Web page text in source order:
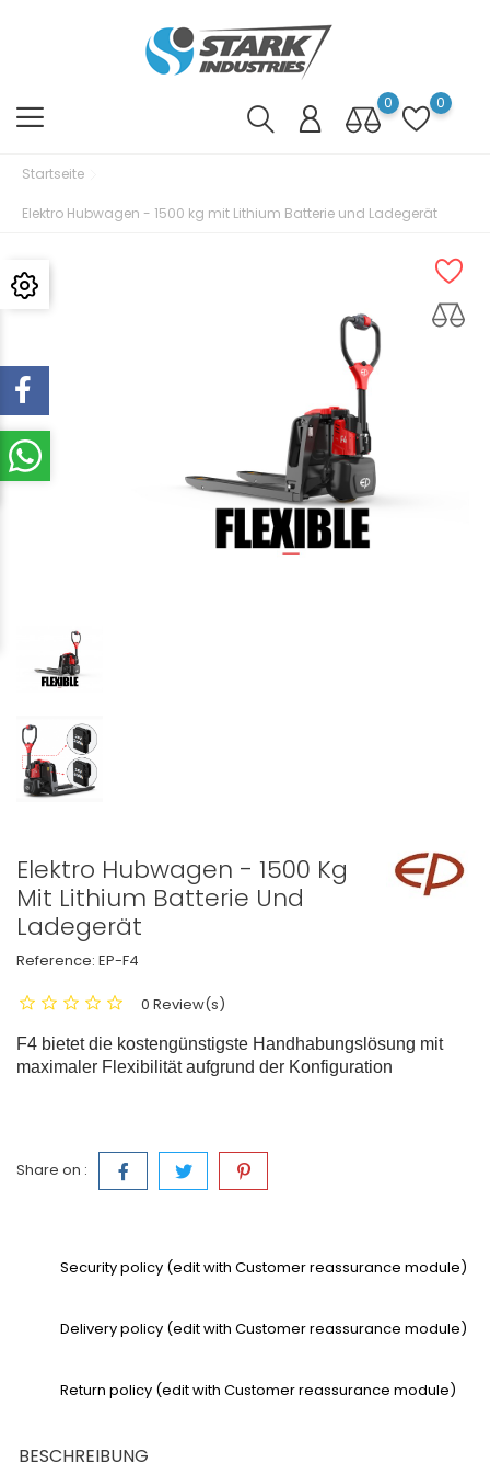
0 0
Startseite
Elektro Hubwagen - 1500 kg mit Lithium Batterie und Ladegerät
Elektro Hubwagen - 1500 Kg
Mit Lithium Batterie Und
Ladegerät
Reference: EP-F4
0 Review(s)
F4 bietet die kostengünstigste Handhabungslösung mit
maximaler Flexibilität aufgrund der Konfiguration
Share on :
Security policy (edit with Customer reassurance module)
Delivery policy (edit with Customer reassurance module)
Return policy (edit with Customer reassurance module)
BESCHREIBUNG